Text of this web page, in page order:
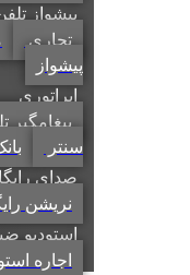
پیشواز تلفن
تجاری
پیشواز
اپراتوری
پیغامگیر تلفن
سنتر
بانک ها
صدای رایگان
نریشن رایگان
استودیو ضبط
اجاره استودیو